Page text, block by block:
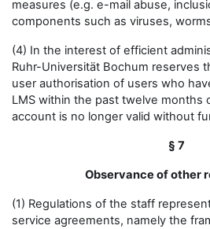
measures (e.g. e-mail abuse,
components such as viruses,
(4) In the interest of efficient
Ruhr-Universität Bochum reserves
user authorisation of users who
LMS within the past twelve months
account is no longer valid without
§ 7
Observance of other
(1) Regulations of the staff
service agreements, namely the